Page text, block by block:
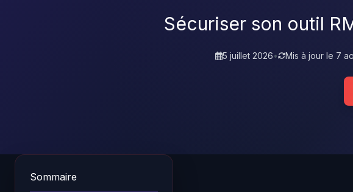
Sécuriser son outil
5 juillet 2026• Mis à jour le 7
Sommaire